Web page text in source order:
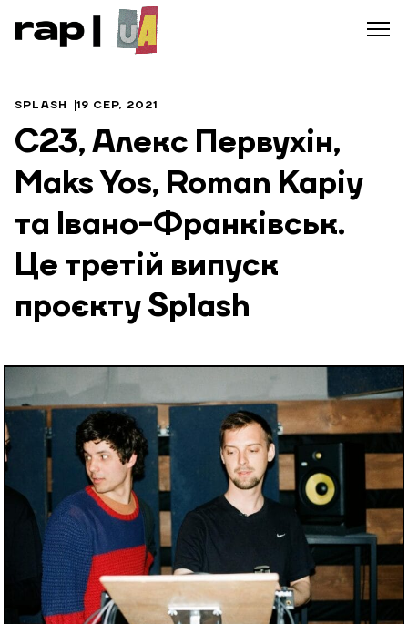
SPLASH 19 СЕР, 2021
С23, Алекс Первухін,
Maks Yos, Roman Kapiy
та Івано-Франківськ.
Це третій випуск
проєкту Splash